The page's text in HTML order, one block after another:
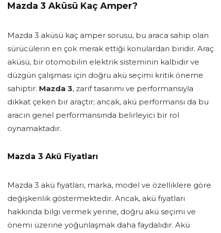
Mazda 3 Aküsü Kaç Amper?
Mazda 3 aküsü kaç amper sorusu, bu araca sahip olan
sürücülerin en çok merak ettiği konulardan biridir. Araç
aküsü, bir otomobilin elektrik sisteminin kalbidir ve
düzgün çalışması için doğru akü seçimi kritik öneme
sahiptir. Mazda 3, zarif tasarımı ve performansıyla
dikkat çeken bir araçtır; ancak, akü performansı da bu
aracın genel performansında belirleyici bir rol
oynamaktadır.
Mazda 3 Akü Fiyatları
Mazda 3 akü fiyatları, marka, model ve özelliklere göre
değişkenlik göstermektedir. Ancak, akü fiyatları
hakkında bilgi vermek yerine, doğru akü seçimi ve
önemi üzerine yoğunlaşmak daha faydalıdır. Akü